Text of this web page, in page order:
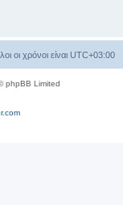
οι χρόνοι είναι UTC+03:00
phpBB Limited